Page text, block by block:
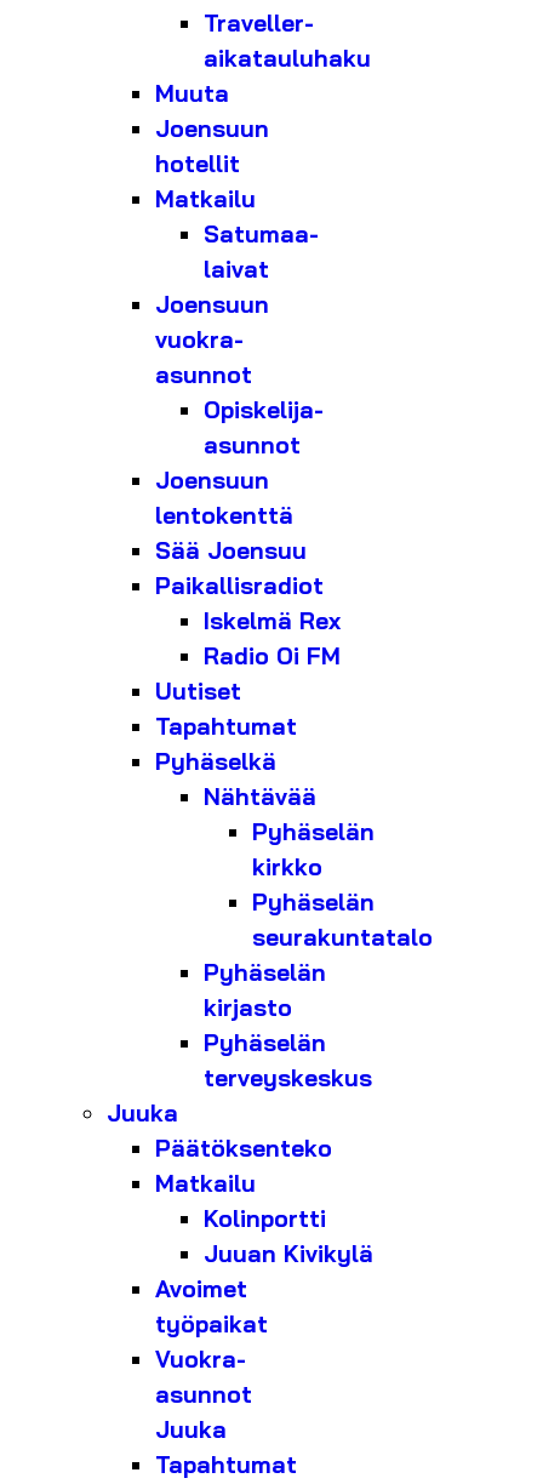
Traveller-
aikatauluhaku
Muuta
Joensuun
hotellit
Matkailu
Satumaa-
laivat
Joensuun
vuokra-
asunnot
Opiskelija-
asunnot
Joensuun
lentokenttä
Sää Joensuu
Paikallisradiot
Iskelmä Rex
Radio Oi FM
Uutiset
Tapahtumat
Pyhäselkä
Nähtävää
Pyhäselän
kirkko
Pyhäselän
seurakuntatalo
Pyhäselän
kirjasto
Pyhäselän
terveyskeskus
Juuka
Päätöksenteko
Matkailu
Kolinportti
Juuan Kivikylä
Avoimet
työpaikat
Vuokra-
asunnot
Juuka
Tapahtumat